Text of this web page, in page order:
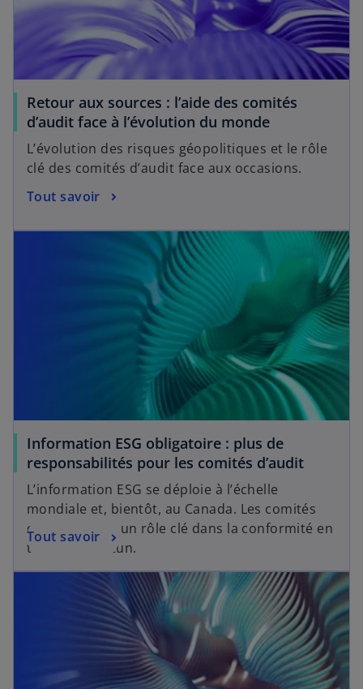
Retour aux sources : l’aide des comités
d’audit face à l’évolution du monde
L’évolution des risques géopolitiques et le rôle
clé des comités d’audit face aux occasions.
Tout savoir
Information ESG obligatoire : plus de
responsabilités pour les comités d’audit
L’information ESG se déploie à l’échelle
mondiale et, bientôt, au Canada. Les comités
d’audit jouent un rôle clé dans la conformité en
temps opportun.
Tout savoir